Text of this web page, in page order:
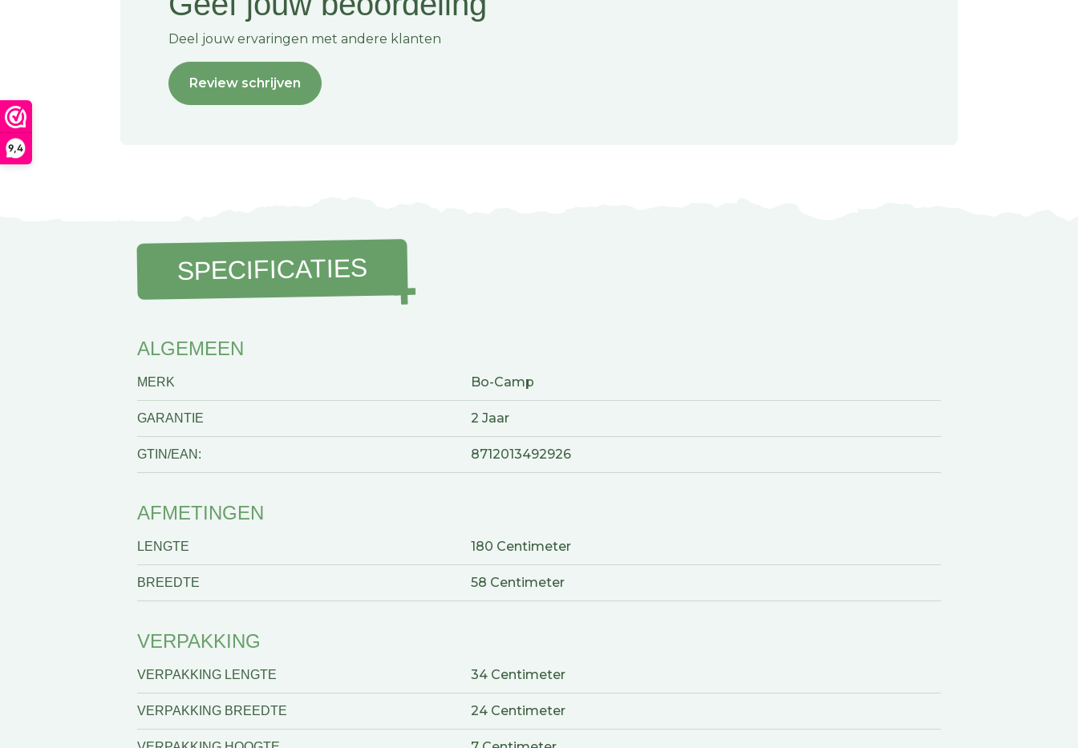
9,4
Kan de hoes in de wasmachine?
na een lang kampeerseizoen.
Deel jouw ervaringen met andere klanten
Review schrijven
SPECIFICATIES
ALGEMEEN
MERK Bo-Camp
GARANTIE 2 Jaar
GTIN/EAN: 8712013492926
AFMETINGEN
LENGTE 180 Centimeter
BREEDTE 58 Centimeter
VERPAKKING
VERPAKKING LENGTE 34 Centimeter
VERPAKKING BREEDTE 24 Centimeter